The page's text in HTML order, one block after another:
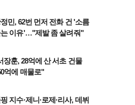
민, 62번 먼저 전화 건 '소름
이유'…"제발 좀 살려줘"
장훈, 28억에 산 서초 건물
억에 매물로"
지수·제니·로제·리사, 데뷔